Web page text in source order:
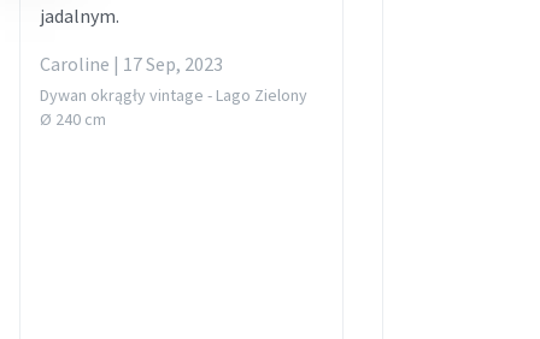
jadalnym.
Caroline | 17 Sep, 2023
Dywan okrągły vintage - Lago Zielony
Ø 240 cm